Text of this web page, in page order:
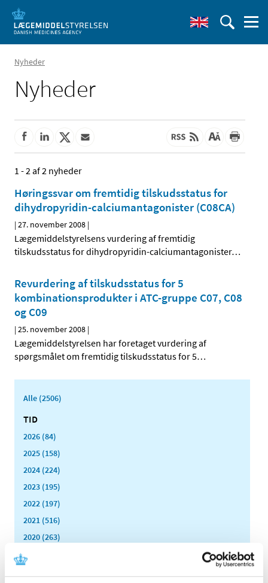
Nyheder
Nyheder
1 - 2 af 2 nyheder
Høringssvar om fremtidig tilskudsstatus for
dihydropyridin-calciumantagonister (C08CA)
|27. november 2008 |
Lægemiddelstyrelsens vurdering af fremtidig
tilskudsstatus for dihydropyridin-calciumantagonister…
Revurdering af tilskudsstatus for 5
kombinationsprodukter i ATC-gruppe C07, C08
og C09
|25. november 2008 |
Lægemiddelstyrelsen har foretaget vurdering af
spørgsmålet om fremtidig tilskudsstatus for 5…
Alle (2506)
TID
2026 (84)
2025 (158)
2024 (224)
2023 (195)
2022 (197)
2021 (516)
2020 (263)